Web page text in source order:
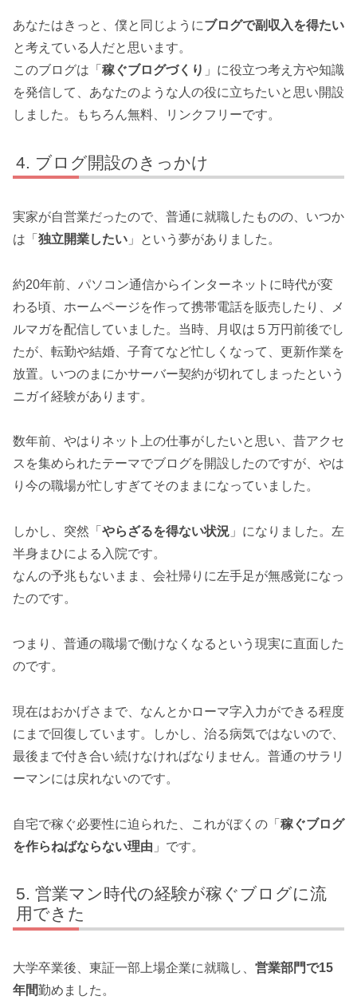
あなたはきっと、僕と同じようにブログで副収入を得たい
と考えている人だと思います。
このブログは「 稼ぐブログづくり 」に役立つ考え方や知識
を発信して、あなたのような人の役に立ちたいと思い開設
しました。もちろん無料、リンクフリーです。
ブログ開設のきっかけ
実家が自営業だったので、普通に就職したものの、いつか
は「 独立開業したい 」という夢がありました。
約20年前、パソコン通信からインターネットに時代が変
わる頃、ホームページを作って携帯電話を販売したり、メ
ルマガを配信していました。当時、月収は５万円前後でし
たが、転勤や結婚、子育てなど忙しくなって、更新作業を
放置。いつのまにかサーバー契約が切れてしまったという
ニガイ経験があります。
数年前、やはりネット上の仕事がしたいと思い、昔アクセ
スを集められたテーマでブログを開設したのですが、やは
り今の職場が忙しすぎてそのままになっていました。
しかし、突然「 やらざるを得ない状況 」になりました。左
半身まひによる入院です。
なんの予兆もないまま、会社帰りに左手足が無感覚になっ
たのです。
つまり、普通の職場で働けなくなるという現実に直面した
のです。
現在はおかげさまで、なんとかローマ字入力ができる程度
にまで回復しています。しかし、治る病気ではないので、
最後まで付き合い続けなければなりません。普通のサラリ
ーマンには戻れないのです。
自宅で稼ぐ必要性に迫られた、これがぼくの「 稼ぐブログ
を作らねばならない理由 」です。
営業マン時代の経験が稼ぐブログに流
用できた
大学卒業後、東証一部上場企業に就職し、 営業部門で15
年間勤めました。